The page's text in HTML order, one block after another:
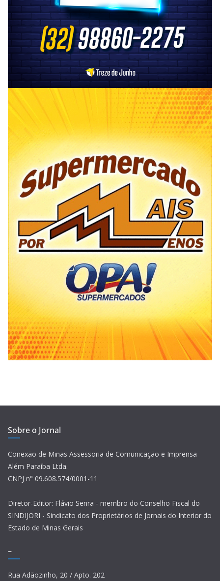
Sobre o Jornal
Conexão de Minas Assessoria de Comunicação e Imprensa
Além Paraíba Ltda.
CNPJ n° 09.608.574/0001-11
Diretor-Editor: Flávio Senra - membro do Conselho Fiscal do
SINDIJORI - Sindicato dos Proprietários de Jornais do Interior do
Estado de Minas Gerais
–
Rua Adãozinho, 20 / Apto. 202